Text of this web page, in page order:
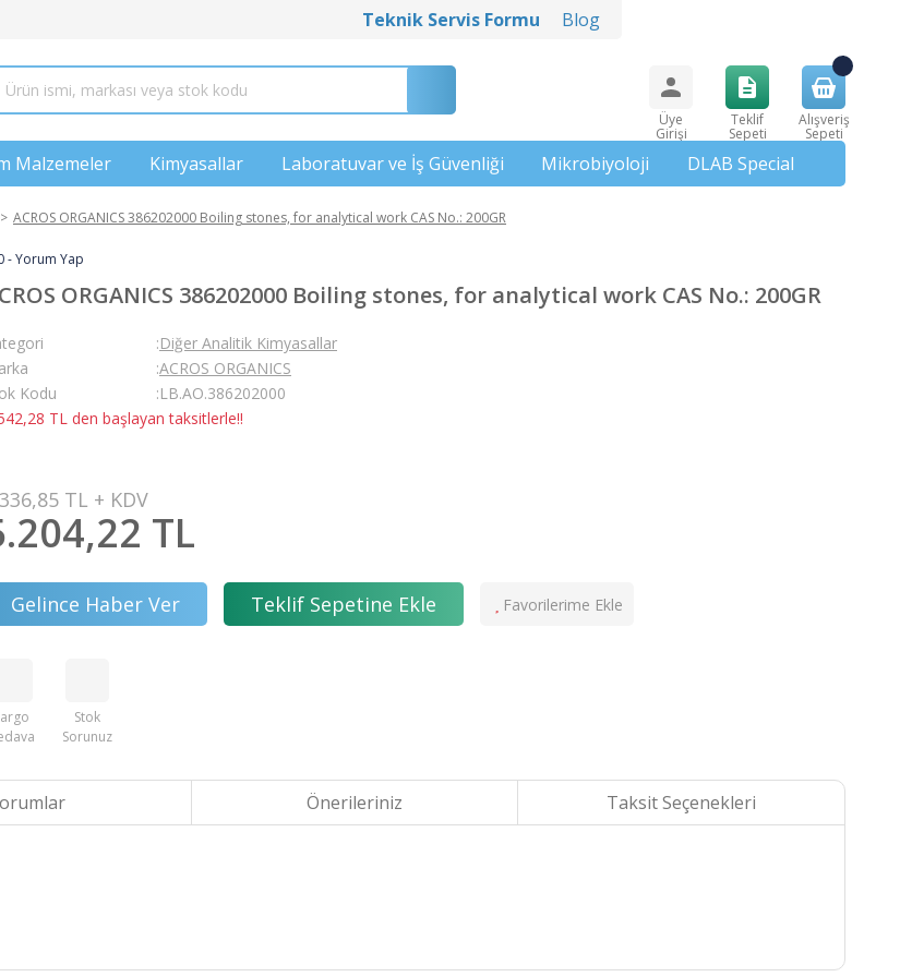
Teknik Servis Formu Blog
Üye
Girişi
Teklif
Sepeti
Alışveriş
Sepeti
Malzemeler Kimyasallar Laboratuvar ve İş Güvenliği Mikrobiyoloji DLAB Special
ACROS ORGANICS 386202000 Boiling stones, for analytical work CAS No.: 200GR
- Yorum Yap
ORGANICS 386202000 Boiling stones, for analytical work CAS No.: 200GR
Diğer Analitik Kimyasallar
ACROS ORGANICS
Kodu
LB.AO.386202000
TL den başlayan taksitlerle!!
TL + KDV
TL
Gelince Haber Ver Teklif Sepetine Ekle
Stok
Sorunuz
Önerileriniz Taksit Seçenekleri